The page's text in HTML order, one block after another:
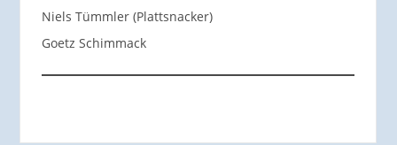
Niels Tümmler (Plattsnacker)
Goetz Schimmack